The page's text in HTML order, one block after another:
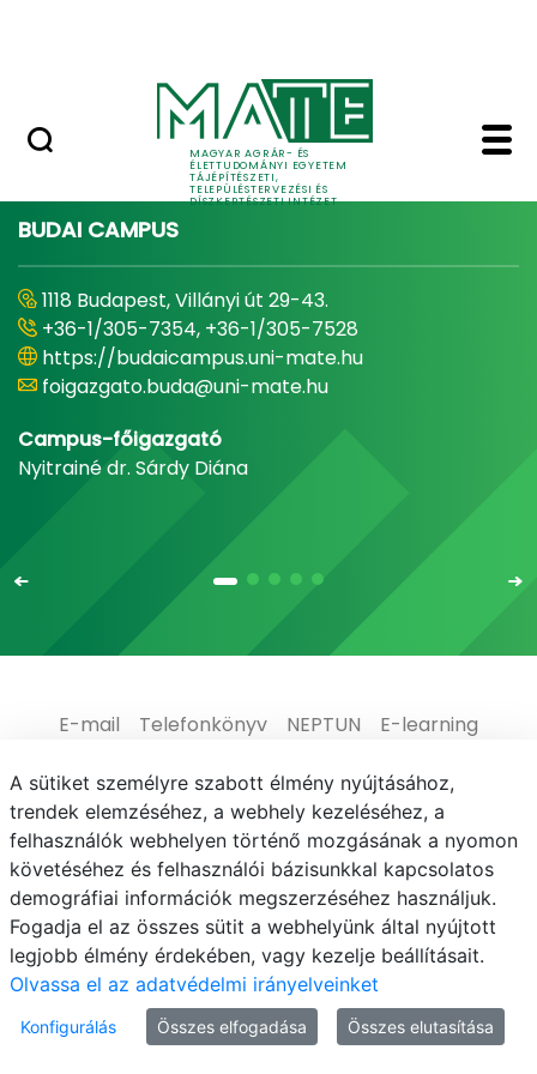
MAGYAR AGRÁR- ÉS
ÉLETTUDOMÁNYI EGYETEM
TÁJÉPÍTÉSZETI,
TELEPÜLÉSTERVEZÉSI ÉS
DÍSZKERTÉSZETI INTÉZET
Home - Tájépítészeti,
BUDAI CAMPUS
1118 Budapest, Villányi út 29-43.
+36-1/305-7354, +36-1/305-7528
https://budaicampus.uni-mate.hu
foigazgato.buda@uni-mate.hu
Campus-főigazgató
Nyitrainé dr. Sárdy Diána
E-mail Telefonkönyv NEPTUN
E-learning
Adatvédelem
© MATE 2021
A sütiket személyre szabott élmény nyújtásához,
trendek elemzéséhez, a webhely kezeléséhez, a
felhasználók webhelyen történő mozgásának a nyomon
követéséhez és felhasználói bázisunkkal kapcsolatos
demográfiai információk megszerzéséhez használjuk.
Fogadja el az összes sütit a webhelyünk által nyújtott
legjobb élmény érdekében, vagy kezelje beállításait.
Olvassa el az adatvédelmi irányelveinket
Konfigurálás Összes elfogadása Összes elutasítása